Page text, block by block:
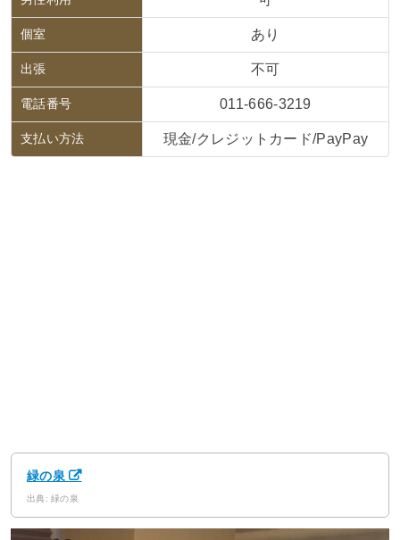
個室 あり
出張 不可
電話番号 011-666-3219
支払い方法 現金/クレジットカード/PayPay
緑の泉
出典: 緑の泉